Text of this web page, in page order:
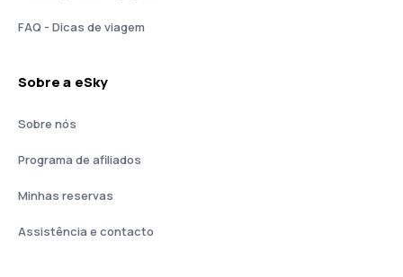
FAQ - Dicas de viagem
Sobre a eSky
Sobre nós
Programa de afiliados
Minhas reservas
Assistência e contacto